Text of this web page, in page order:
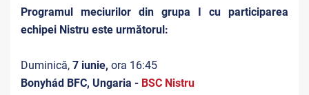
Programul meciurilor din grupa I cu participarea
echipei Nistru este următorul:
Duminică, 7 iunie, ora 16:45
Bonyhád BFC, Ungaria - BSC Nistru